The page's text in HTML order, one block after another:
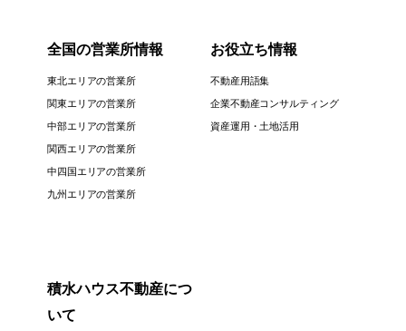
全国の営業所情報
東北エリアの営業所
関東エリアの営業所
中部エリアの営業所
関西エリアの営業所
中四国エリアの営業所
九州エリアの営業所
お役立ち情報
不動産用語集
企業不動産コンサルティング
資産運用・土地活用
積水ハウス不動産につ
いて